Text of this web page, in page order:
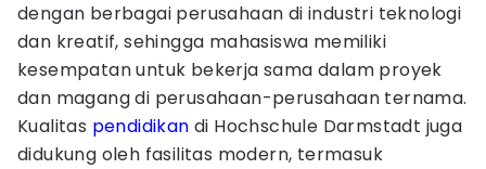
dengan berbagai perusahaan di industri teknologi
dan kreatif, sehingga mahasiswa memiliki
kesempatan untuk bekerja sama dalam proyek
dan magang di perusahaan-perusahaan ternama.
Kualitas pendidikan di Hochschule Darmstadt juga
didukung oleh fasilitas modern, termasuk